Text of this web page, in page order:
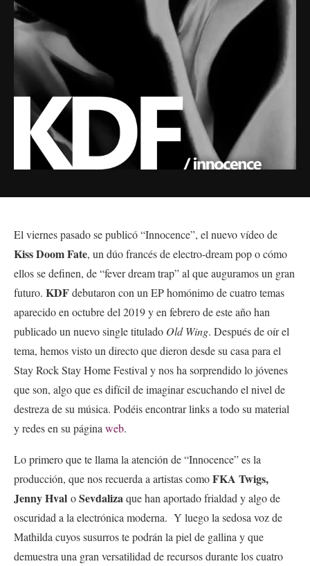
El viernes pasado se publicó “Innocence”, el nuevo vídeo de
Kiss Doom Fate, un dúo francés de electro-dream pop o cómo
ellos se definen, de “fever dream trap” al que auguramos un gran
futuro. KDFdebutaron con un EP homónimo de cuatro temas
aparecido en octubre del 2019 y en febrero de este año han
publicado un nuevo single titulado Old Wing. Después de oír el
tema, hemos visto un directo que dieron desde su casa para el
Stay Rock Stay Home Festival y nos ha sorprendido lo jóvenes
que son, algo que es difícil de imaginar escuchando el nivel de
destreza de su música. Podéis encontrar links a todo su material
y redes en su página web.
Lo primero que te llama la atención de “Innocence” es la
producción, que nos recuerda a artistas comoFKA Twigs,
Jenny Hval oSevdalizaque han aportado frialdad y algo de
oscuridad a la electrónica moderna. Y luego la sedosa voz de
Mathilda cuyos susurros te podrán la piel de gallina y que
demuestra una gran versatilidad de recursos durante los cuatro